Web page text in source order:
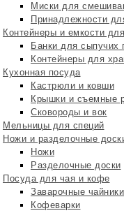
Миски для
Принадлежности
Контейнеры и емкости
Банки для сыпучих
Контейнеры для
Кухонная посуда
Кастрюли и ковши
Крышки и съемные
Сковороды и вок
Мельницы для специй
Ножи и разделочные
Ножи
Разделочные доски
Посуда для чая и кофе
Заварочные
Кофеварки